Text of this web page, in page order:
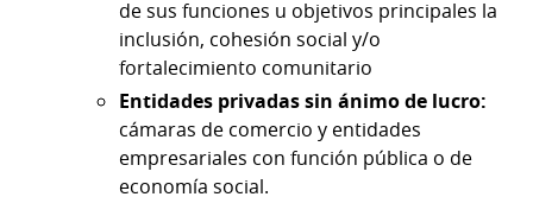
de sus funciones u objetivos principales la
inclusión, cohesión social y/o
fortalecimiento comunitario
Entidades privadas sin ánimo de lucro:
cámaras de comercio y entidades
empresariales con función pública o de
economía social.